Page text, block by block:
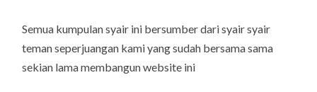
Semua kumpulan syair ini bersumber dari syair syair
teman seperjuangan kami yang sudah bersama sama
sekian lama membangun website ini